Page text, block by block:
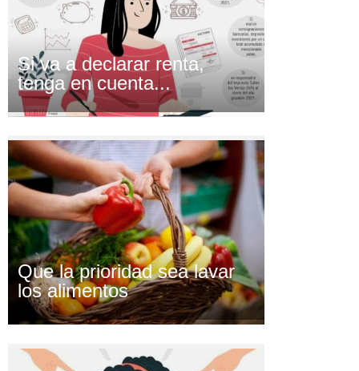
Si va a declarar renta,
tenga en cuenta...
Que la prioridad sea lavar
los alimentos